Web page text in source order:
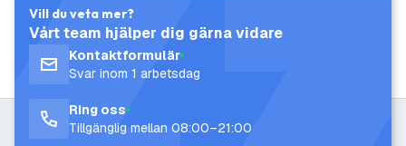
Vill du veta mer?
Vårt team hjälper dig gärna vidare
Kontaktformulär
Svar inom 1 arbetsdag
Ring oss
Tillgänglig mellan 08:00–21:00